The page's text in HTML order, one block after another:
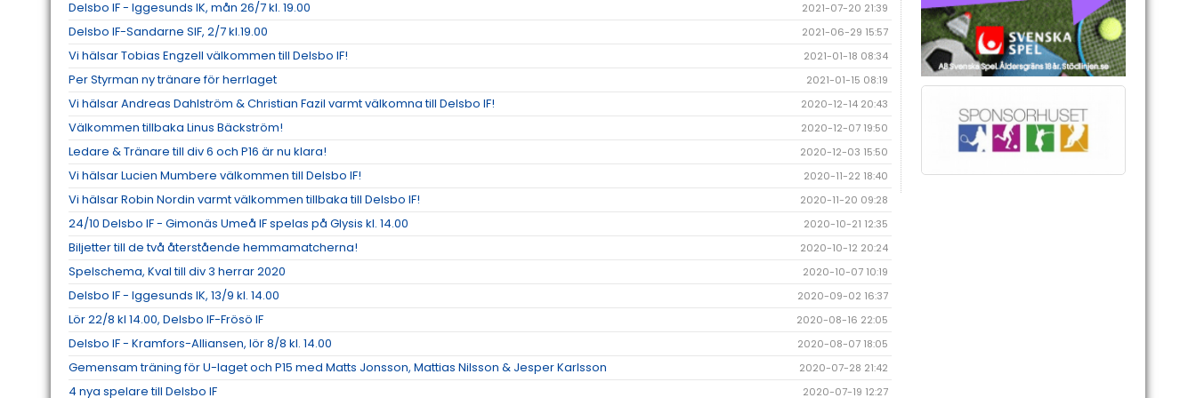
Delsbo IF - Iggesunds IK, mån 26/7 kl. 19.00 2021-07-20 21:39
Delsbo IF-Sandarne SIF, 2/7 kl.19.00 2021-06-29 15:57
Vi hälsar Tobias Engzell välkommen till Delsbo IF! 2021-01-18 08:34
Per Styrman ny tränare för herrlaget 2021-01-15 08:19
Vi hälsar Andreas Dahlström & Christian Fazil varmt välkomna till Delsbo IF! 2020-12-14 20:43
Välkommen tillbaka Linus Bäckström! 2020-12-07 19:50
Ledare & Tränare till div 6 och P16 är nu klara! 2020-12-03 15:50
Vi hälsar Lucien Mumbere välkommen till Delsbo IF! 2020-11-22 18:40
Vi hälsar Robin Nordin varmt välkommen tillbaka till Delsbo IF! 2020-11-20 09:28
24/10 Delsbo IF - Gimonäs Umeå IF spelas på Glysis kl. 14.00 2020-10-21 12:35
Biljetter till de två återstående hemmamatcherna! 2020-10-12 20:24
Spelschema, Kval till div 3 herrar 2020 2020-10-07 10:19
Delsbo IF - Iggesunds IK, 13/9 kl. 14.00 2020-09-02 16:37
Lör 22/8 kl 14.00, Delsbo IF-Frösö IF 2020-08-16 22:05
Delsbo IF - Kramfors-Alliansen, lör 8/8 kl. 14.00 2020-08-07 18:05
Gemensam träning för U-laget och P15 med Matts Jonsson, Mattias Nilsson & Jesper Karlsson 2020-07-28 21:42
4 nya spelare till Delsbo IF 2020-07-19 12:27